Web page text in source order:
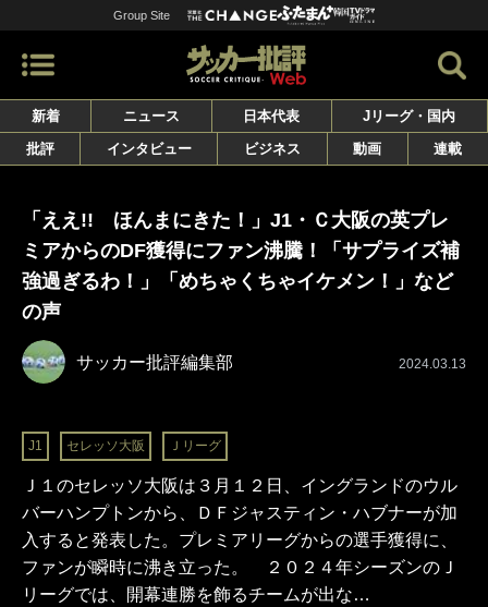
Group Site
新着 ニュース 日本代表
Jリーグ・国内
批評
インタビュー ビジネス 動画 連載
「ええ!! ほんまにきた！」J1・Ｃ大阪の英プレ
ミアからのDF獲得にファン沸騰！「サプライズ補
強過ぎるわ！」「めちゃくちゃイケメン！」など
の声
サッカー批評編集部 2024.03.13
J1 セレッソ大阪 Ｊリーグ
Ｊ１のセレッソ大阪は３月１２日、イングランドのウル
バーハンプトンから、ＤＦジャスティン・ハブナーが加
入すると発表した。プレミアリーグからの選手獲得に、
ファンが瞬時に沸き立った。 ２０２４年シーズンのＪ
リーグでは、開幕連勝を飾るチームが出な…